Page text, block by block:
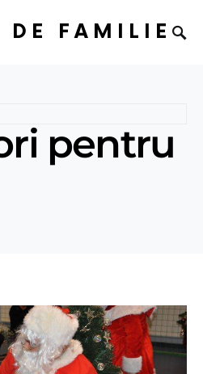
DE FAMILIE
pentru